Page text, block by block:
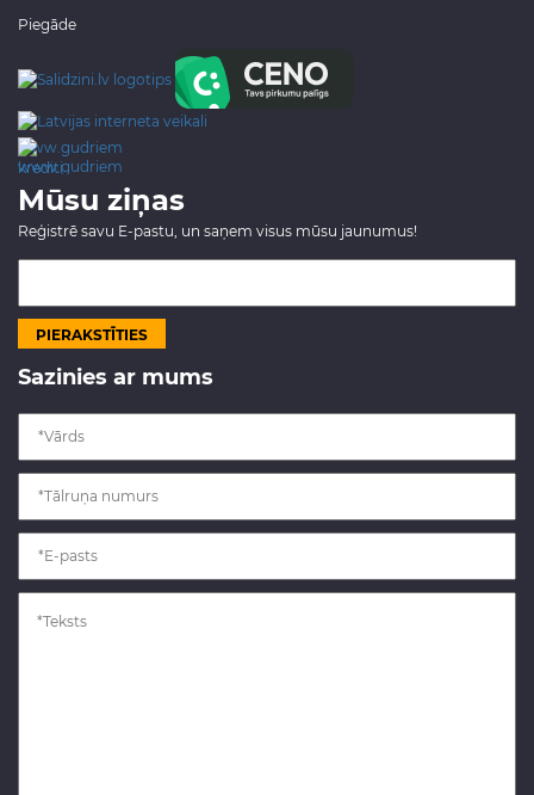
Piegāde
www.gudriem.lv/atrie-
krediti
Mūsu ziņas
Reģistrē savu E-pastu, un saņem visus mūsu jaunumus!
Sazinies ar mums